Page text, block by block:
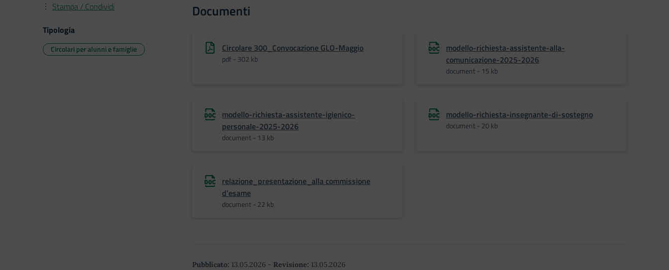
Documenti
Circolare 300_Convocazione GLO-Maggio
pdf - 302 kb
modello-richiesta-assistente-alla-
comunicazione-2025-2026
document - 15 kb
modello-richiesta-assistente-igienico-
personale-2025-2026
document - 13 kb
modello-richiesta-insegnante-di-sostegno
document - 20 kb
relazione_presentazione_alla commissione
d'esame
document - 22 kb
Pubblicato: 13.05.2026 - Revisione: 13.05.2026
Stampa / Condividi
Tipologia
Circolari per alunni e famiglie